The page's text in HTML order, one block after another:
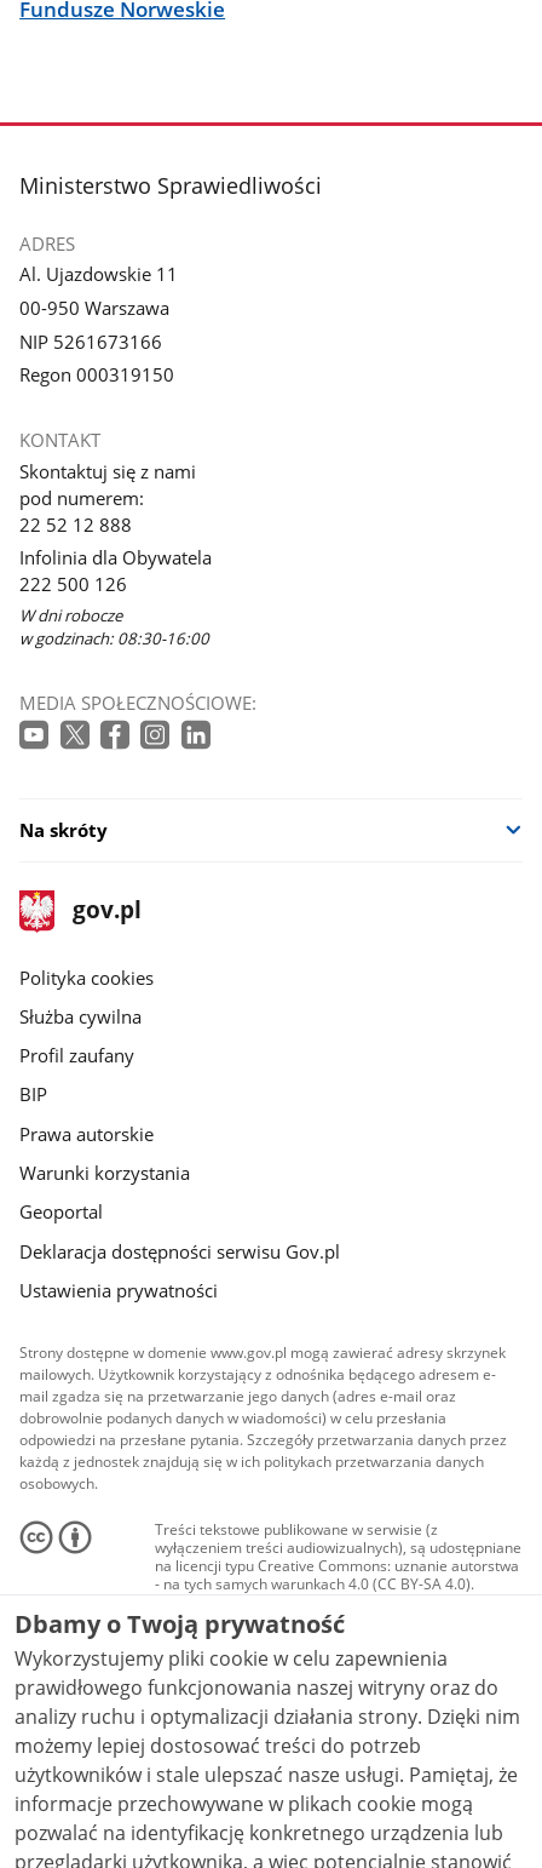
Fundusze Norweskie
stopka
Ministerstwo Sprawiedliwości
ADRES
Al. Ujazdowskie 11
00-950 Warszawa
NIP 5261673166
Regon 000319150
KONTAKT
Skontaktuj się z nami
pod numerem:
22 52 12 888
Infolinia dla Obywatela
222 500 126
W dni robocze
w godzinach: 08:30-16:00
MEDIA SPOŁECZNOŚCIOWE:
Na skróty
stopka
gov.pl
Strona
gov.pl
gov.pl
Polityka cookies
Służba cywilna
Profil zaufany
BIP
Prawa autorskie
Warunki korzystania
Geoportal
Deklaracja dostępności serwisu Gov.pl
Ustawienia prywatności
Strony dostępne w domenie www.gov.pl mogą zawierać adresy skrzynek
mailowych. Użytkownik korzystający z odnośnika będącego adresem e-
mail zgadza się na przetwarzanie jego danych (adres e-mail oraz
dobrowolnie podanych danych w wiadomości) w celu przesłania
odpowiedzi na przesłane pytania. Szczegóły przetwarzania danych przez
każdą z jednostek znajdują się w ich politykach przetwarzania danych
osobowych.
Treści tekstowe publikowane w serwisie (z
wyłączeniem treści audiowizualnych), są udostępniane
na licencji typu Creative Commons: uznanie autorstwa
- na tych samych warunkach 4.0 (CC BY-SA 4.0).
Materiały audiowizualne, w tym zdjęcia, materiały
audio i wideo, są udostępniane na licencji typu
Creative Commons: uznanie autorstwa użycie
niekomercyjne - bez utworów zależnych 4.0 (CC BY-
NC-ND 4.0), o ile nie jest to stwierdzone inaczej.
Dbamy o Twoją prywatność
Wykorzystujemy pliki cookie w celu zapewnienia
prawidłowego funkcjonowania naszej witryny oraz do
analizy ruchu i optymalizacji działania strony. Dzięki nim
możemy lepiej dostosować treści do potrzeb
użytkowników i stale ulepszać nasze usługi. Pamiętaj, że
informacje przechowywane w plikach cookie mogą
pozwalać na identyfikację konkretnego urządzenia lub
przeglądarki użytkownika, a więc potencjalnie stanowić